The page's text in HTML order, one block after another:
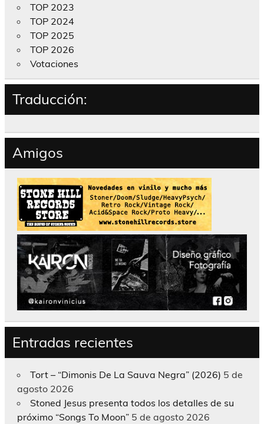
TOP 2023
TOP 2024
TOP 2025
TOP 2026
Votaciones
Traducción:
Amigos
Entradas recientes
Tort – “Dimonis De La Sauva Negra” (2026) 5 de
agosto 2026
Stoned Jesus presenta todos los detalles de su
próximo “Songs To Moon” 5 de agosto 2026